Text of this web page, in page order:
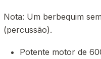
Nota: Um berbequim
(percussão).
Potente motor de